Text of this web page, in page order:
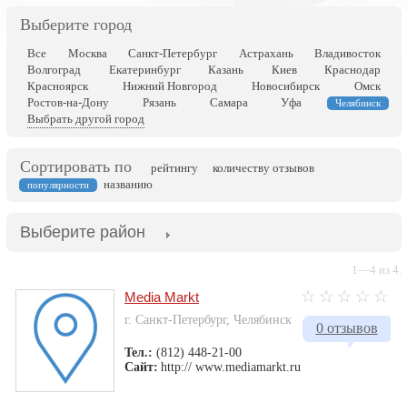
Выберите город
Все Москва Санкт-Петербург Астрахань
Владивосток
Волгоград
Екатеринбург Казань Киев
Краснодар
Красноярск
Нижний Новгород Новосибирск
Омск
Ростов-на-Дону
Рязань Самара Уфа Челябинск
Выбрать другой город
Сортировать по рейтингу количеству отзывов
популярности названию
Выберите район
1—4 из 4.
0 отзывов
Media Markt
г. Санкт-Петербург, Челябинск
Тел.: (812) 448-21-00
Сайт: http:// www.mediamarkt.ru